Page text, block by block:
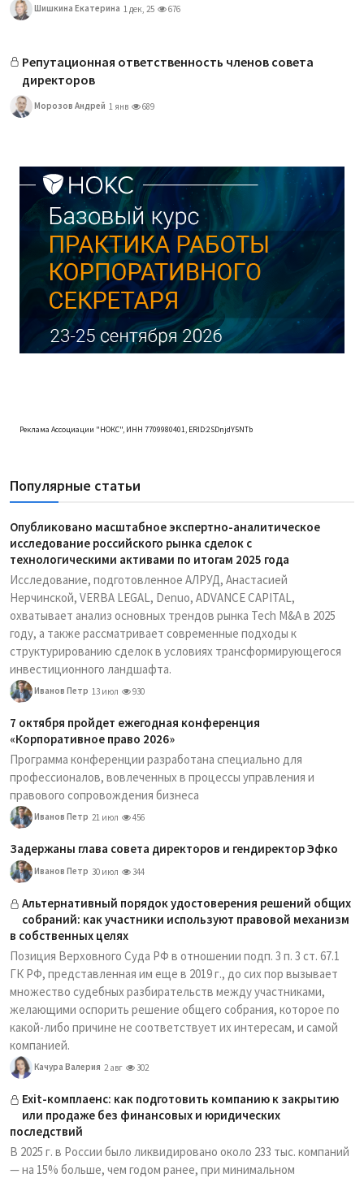
Шишкина Екатерина 1 дек, 25 676
Репутационная ответственность членов совета
директоров
Морозов Андрей 1 янв 689
Реклама Ассоциации "НОКС", ИНН 7709980401, ERID:2SDnjdY5NTb
Популярные статьи
Опубликовано масштабное экспертно-аналитическое
исследование российского рынка сделок с
технологическими активами по итогам 2025 года
Исследование, подготовленное АЛРУД, Анастасией
Нерчинской, VERBA LEGAL, Denuo, ADVANCE CAPITAL,
охватывает анализ основных трендов рынка Tech M&A в 2025
году, а также рассматривает современные подходы к
структурированию сделок в условиях трансформирующегося
инвестиционного ландшафта.
Иванов Петр 13 июл 930
7 октября пройдет ежегодная конференция
«Корпоративное право 2026»
Программа конференции разработана специально для
профессионалов, вовлеченных в процессы управления и
правового сопровождения бизнеса
Иванов Петр 21 июл 456
Задержаны глава совета директоров и гендиректор Эфко
Иванов Петр 30 июл 344
Альтернативный порядок удостоверения решений общих
собраний: как участники используют правовой механизм
в собственных целях
Позиция Верховного Суда РФ в отношении подп. 3 п. 3 ст. 67.1
ГК РФ, представленная им еще в 2019 г., до сих пор вызывает
множество судебных разбирательств между участниками,
желающими оспорить решение общего собрания, которое по
какой-либо причине не соответствует их интересам, и самой
компанией.
Качура Валерия 2 авг 302
Exit-комплаенс: как подготовить компанию к закрытию
или продаже без финансовых и юридических
последствий
В 2025 г. в России было ликвидировано около 233 тыс. компаний
— на 15% больше, чем годом ранее, при минимальном